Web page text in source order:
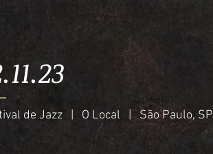
de Jazz | O Local | São Paulo, SP